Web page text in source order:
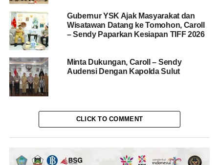
Gubernur YSK Ajak Masyarakat dan
Wisatawan Datang ke Tomohon, Caroll
– Sendy Paparkan Kesiapan TIFF 2026
Minta Dukungan, Caroll – Sendy
Audensi Dengan Kapolda Sulut
CLICK TO COMMENT